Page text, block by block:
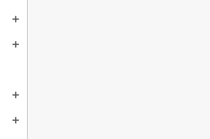
add
add
add
add